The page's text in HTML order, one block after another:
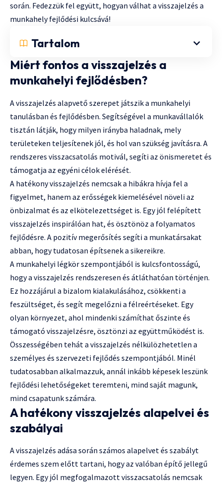
során. Fedezzük fel együtt, hogyan válhat a visszajelzés a
munkahely fejlődési kulcsává!
Tartalom
Miért fontos a visszajelzés a
munkahelyi fejlődésben?
A visszajelzés alapvető szerepet játszik a munkahelyi
tanulásban és fejlődésben. Segítségével a munkavállalók
tisztán látják, hogy milyen irányba haladnak, mely
területeken teljesítenek jól, és hol van szükség javításra. A
rendszeres visszacsatolás motivál, segíti az önismeretet és
támogatja az egyéni célok elérését.
A hatékony visszajelzés nemcsak a hibákra hívja fel a
figyelmet, hanem az erősségek kiemelésével növeli az
önbizalmat és az elkötelezettséget is. Egy jól felépített
visszajelzés inspirálóan hat, és ösztönöz a folyamatos
fejlődésre. A pozitív megerősítés segíti a munkatársakat
abban, hogy tudatosan építsenek a sikereikre.
A munkahelyi légkör szempontjából is kulcsfontosságú,
hogy a visszajelzés rendszeresen és átláthatóan történjen.
Ez hozzájárul a bizalom kialakulásához, csökkenti a
feszültséget, és segít megelőzni a félreértéseket. Egy
olyan környezet, ahol mindenki számíthat őszinte és
támogató visszajelzésre, ösztönzi az együttműködést is.
Összességében tehát a visszajelzés nélkülözhetetlen a
személyes és szervezeti fejlődés szempontjából. Minél
tudatosabban alkalmazzuk, annál inkább képesek leszünk
fejlődési lehetőségeket teremteni, mind saját magunk,
mind csapatunk számára.
A hatékony visszajelzés alapelvei és
szabályai
A visszajelzés adása során számos alapelvet és szabályt
érdemes szem előtt tartani, hogy az valóban építő jellegű
legyen. Egy jól megfogalmazott visszacsatolás nemcsak